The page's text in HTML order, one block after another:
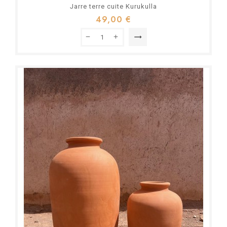
Jarre terre cuite Kurukulla
49,00 €
trending_flat